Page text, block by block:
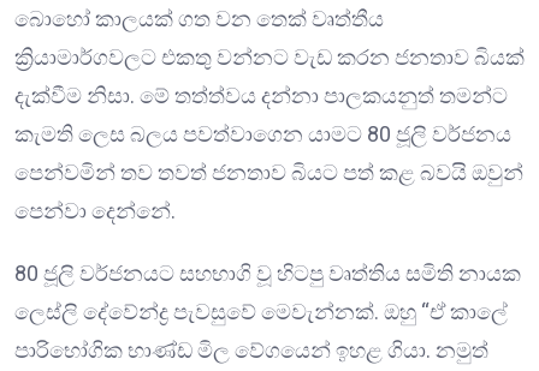
බොහෝ කාලයක් ගත වන තෙක් වෘත්තීය
ක්‍රියාමාර්ගවලට එකතු වන්නට වැඩ කරන ජනතාව බියක්
දැක්වීම නිසා. මේ තත්ත්වය දන්නා පාලකයනුත් තමන්ට
කැමති ලෙස බලය පවත්වාගෙන යාමට 80 ජූලි වර්ජනය
පෙන්වමින් තව තවත් ජනතාව බියට පත් කළ බවයි ඔවුන්
පෙන්වා දෙන්නේ.
80 ජූලි වර්ජනයට සහභාගි වූ හිටපු වෘත්තිය සමිති නායක
ලෙස්ලි දේවේන්ද්‍ර පැවසුවේ මෙවැන්නක්. ඔහු “ඒ කාලේ
පාරිභෝගික භාණ්ඩ මිල වේගයෙන් ඉහළ ගියා. නමුත්